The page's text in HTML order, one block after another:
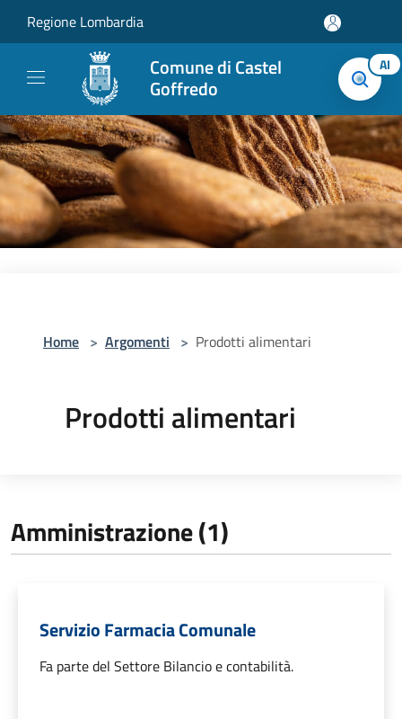
Regione Lombardia
Comune di Castel
Goffredo
AI
Home > Argomenti > Prodotti alimentari
Prodotti alimentari
Amministrazione (1)
Servizio Farmacia Comunale
Fa parte del Settore Bilancio e contabilità.